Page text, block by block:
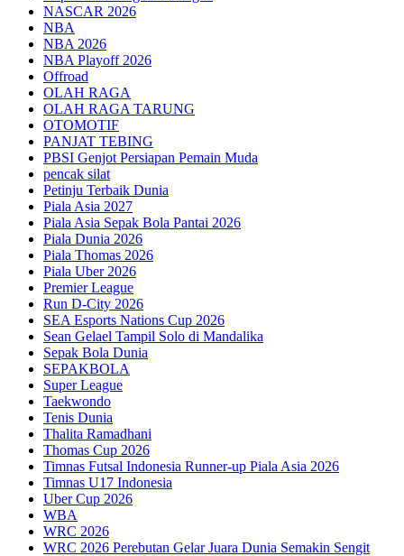
NASCAR 2026
NBA
NBA 2026
NBA Playoff 2026
Offroad
OLAH RAGA
OLAH RAGA TARUNG
OTOMOTIF
PANJAT TEBING
PBSI Genjot Persiapan Pemain Muda
pencak silat
Petinju Terbaik Dunia
Piala Asia 2027
Piala Asia Sepak Bola Pantai 2026
Piala Dunia 2026
Piala Thomas 2026
Piala Uber 2026
Premier League
Run D-City 2026
SEA Esports Nations Cup 2026
Sean Gelael Tampil Solo di Mandalika
Sepak Bola Dunia
SEPAKBOLA
Super League
Taekwondo
Tenis Dunia
Thalita Ramadhani
Thomas Cup 2026
Timnas Futsal Indonesia Runner-up Piala Asia 2026
Timnas U17 Indonesia
Uber Cup 2026
WBA
WRC 2026
WRC 2026 Perebutan Gelar Juara Dunia Semakin Sengit